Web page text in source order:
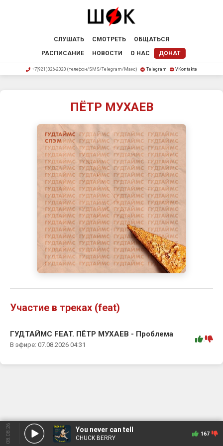
СЛУШАТЬ СМОТРЕТЬ
ОБЩАТЬСЯ
РАСПИСАНИЕ
НОВОСТИ О НАС ДОНАТ
+7(921)326-2020 (телефон/SMS/Telegram/Макс) Telegram VKontakte
ПЁТР МУХАЕВ
Участие в треках (feat)
ГУДТАЙМС FEAT. ПЁТР МУХАЕВ - Проблема
В эфире: 07.08.2026 04:31
:
08.08.26 You never can tell
CHUCK BERRY
167